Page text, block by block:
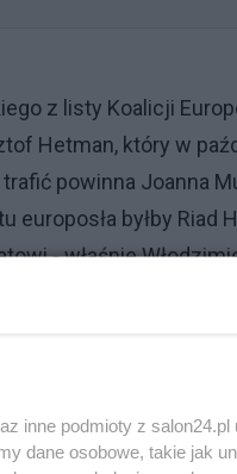
z listy Koalicji
Hetman, który w
powinna Joanna
byłby Riad
- właśnie
w
inne podmioty z
dane osobowe, takie jak